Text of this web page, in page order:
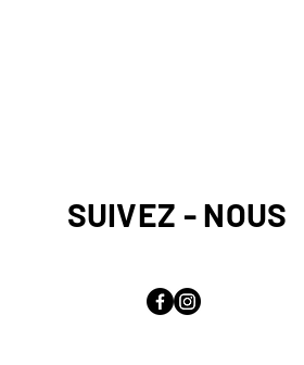
SUIVEZ - NOUS